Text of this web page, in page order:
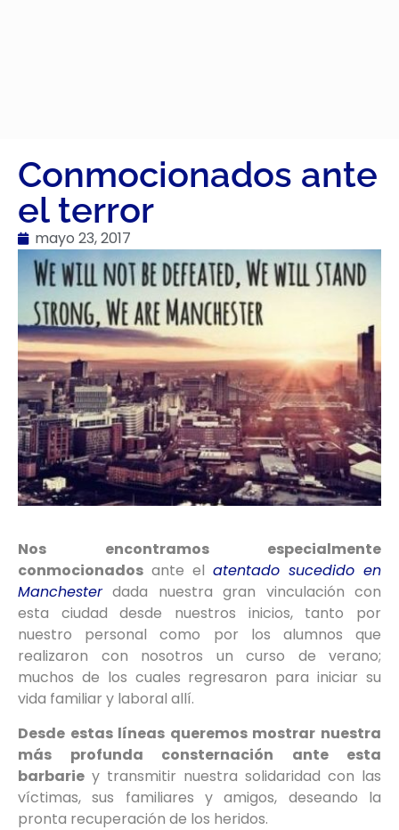
Conmocionados ante
el terror
mayo 23, 2017
Nos encontramos especialmente
conmocionados ante el atentado sucedido en
Manchesterdada nuestra gran vinculación con
esta ciudad desde nuestros inicios, tanto por
nuestro personal como por los alumnos que
realizaron con nosotros un curso de verano;
muchos de los cuales regresaron para iniciar su
vida familiar y laboral allí.
Desde estas líneas queremos mostrar nuestra
más profunda consternación ante esta
barbarie y transmitir nuestra solidaridad con las
víctimas, sus familiares y amigos, deseando la
pronta recuperación de los heridos.